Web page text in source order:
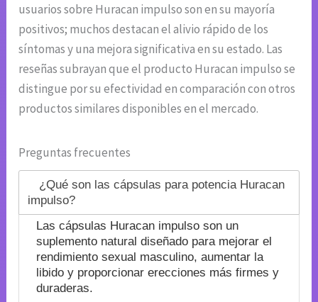
usuarios sobre Huracan impulso son en su mayoría
positivos; muchos destacan el alivio rápido de los
síntomas y una mejora significativa en su estado. Las
reseñas subrayan que el producto Huracan impulso se
distingue por su efectividad en comparación con otros
productos similares disponibles en el mercado.
Preguntas frecuentes
¿Qué son las cápsulas para potencia Huracan
impulso?
Las cápsulas Huracan impulso son un
suplemento natural diseñado para mejorar el
rendimiento sexual masculino, aumentar la
libido y proporcionar erecciones más firmes y
duraderas.